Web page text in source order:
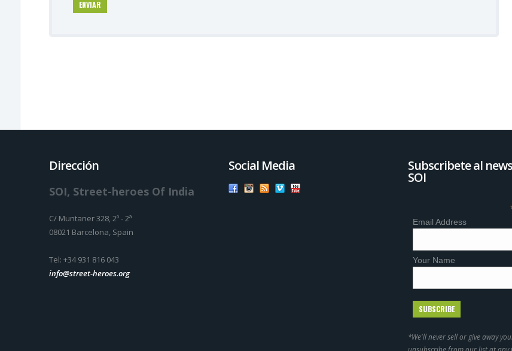
Dirección
SOI, Street-heroes Of India
C/ Muntaner 328, 2º - 2ª
08021 Barcelona, Spain
Tel: +34 931 816 043
info@street-heroes.org
Social Media Subscribete al
SOI
Email Address
Your Name
*We'll never sell or give away